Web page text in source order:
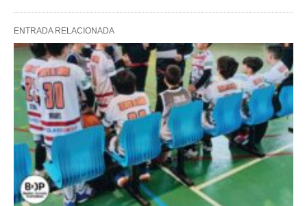
ENTRADA RELACIONADA